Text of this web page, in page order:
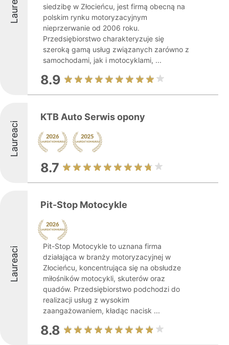
siedzibę w Złocieńcu, jest firmą obecną na
polskim rynku motoryzacyjnym
nieprzerwanie od 2006 roku.
Przedsiębiorstwo charakteryzuje się
szeroką gamą usług związanych zarówno z
samochodami, jak i motocyklami, ...
8.9
Laureaci
KTB Auto Serwis opony
8.7
Laureaci
Pit-Stop Motocykle
Pit-Stop Motocykle to uznana firma
działająca w branży motoryzacyjnej w
Złocieńcu, koncentrująca się na obsłudze
miłośników motocykli, skuterów oraz
quadów. Przedsiębiorstwo podchodzi do
realizacji usług z wysokim
zaangażowaniem, kładąc nacisk ...
8.8